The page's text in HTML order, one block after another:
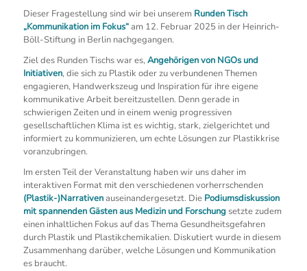
Dieser Fragestellung sind wir bei unseremRunden Tisch
„Kommunikation im Fokus“am 12. Februar 2025 in der Heinrich-
Böll-Stiftung in Berlin nachgegangen.
Ziel des Runden Tischs war es, Angehörigen von NGOs und
Initiativen, die sich zu Plastik oder zu verbundenen Themen
engagieren, Handwerkszeug und Inspiration für ihre eigene
kommunikative Arbeit bereitzustellen. Denn gerade in
schwierigen Zeiten und in einem wenig progressiven
gesellschaftlichen Klima ist es wichtig, stark, zielgerichtet und
informiert zu kommunizieren, um echte Lösungen zur Plastikkrise
voranzubringen.
Im ersten Teil der Veranstaltung haben wir uns daher im
interaktiven Format mit den verschiedenen vorherrschenden
(Plastik-)Narrativenauseinandergesetzt. Die Podiumsdiskussion
mit spannenden Gästen aus Medizin und Forschungsetzte zudem
einen inhaltlichen Fokus auf das Thema Gesundheitsgefahren
durch Plastik und Plastikchemikalien. Diskutiert wurde in diesem
Zusammenhang darüber, welche Lösungen und Kommunikation
es braucht.